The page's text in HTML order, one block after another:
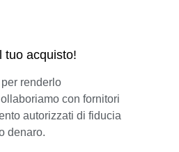
tuo acquisto!
renderlo
con fornitori
autorizzati di fiducia
denaro.